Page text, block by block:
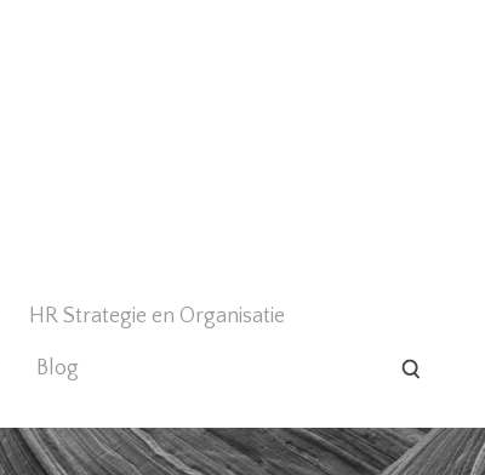
HR Strategie en Organisatie
Blog